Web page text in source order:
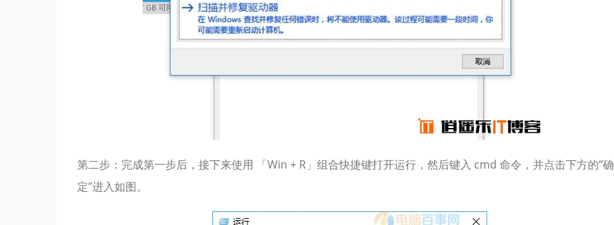
第二步：完成第一步后，接下来使用 「Win + R」组合快捷键打开运行，然后键入 cmd 命令，并点击下方的“确
定”进入如图。